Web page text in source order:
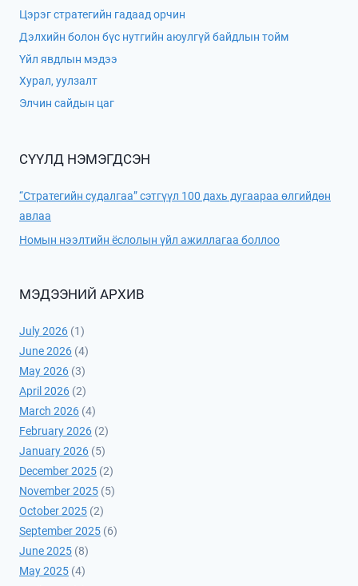
Цэрэг стратегийн гадаад орчин
Дэлхийн болон бүс нутгийн аюулгүй байдлын тойм
Үйл явдлын мэдээ
Хурал, уулзалт
Элчин сайдын цаг
СҮҮЛД НЭМЭГДСЭН
“Стратегийн судалгаа” сэтгүүл 100 дахь дугаараа өлгийдөн
авлаа
Номын нээлтийн ёслолын үйл ажиллагаа боллоо
МЭДЭЭНИЙ АРХИВ
July 2026 (1)
June 2026 (4)
May 2026 (3)
April 2026 (2)
March 2026 (4)
February 2026 (2)
January 2026 (5)
December 2025 (2)
November 2025 (5)
October 2025 (2)
September 2025 (6)
June 2025 (8)
May 2025 (4)